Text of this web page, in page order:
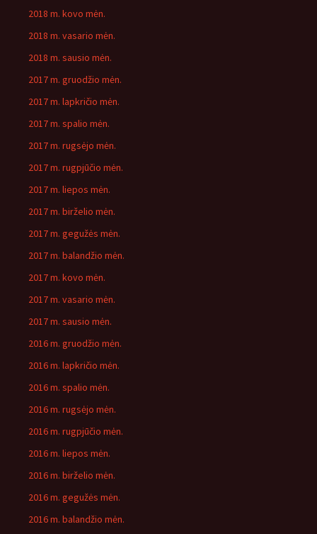
2018 m. kovo mėn.
2018 m. vasario mėn.
2018 m. sausio mėn.
2017 m. gruodžio mėn.
2017 m. lapkričio mėn.
2017 m. spalio mėn.
2017 m. rugsėjo mėn.
2017 m. rugpjūčio mėn.
2017 m. liepos mėn.
2017 m. birželio mėn.
2017 m. gegužės mėn.
2017 m. balandžio mėn.
2017 m. kovo mėn.
2017 m. vasario mėn.
2017 m. sausio mėn.
2016 m. gruodžio mėn.
2016 m. lapkričio mėn.
2016 m. spalio mėn.
2016 m. rugsėjo mėn.
2016 m. rugpjūčio mėn.
2016 m. liepos mėn.
2016 m. birželio mėn.
2016 m. gegužės mėn.
2016 m. balandžio mėn.